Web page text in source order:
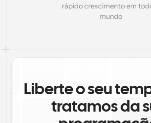
rápido crescimento em
mundo
Liberte o seu
tratamos da